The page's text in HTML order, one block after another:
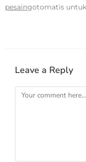
pesaingotomatis
Leave a Reply